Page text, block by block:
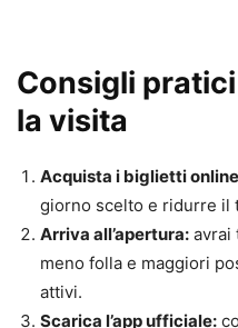
Consigli
la visita
Acquista i biglietti
giorno scelto e ridurre il
Arriva all’apertura: avrai
meno folla e maggiori
attivi.
Scarica l’app ufficiale: